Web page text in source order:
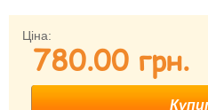
Забули свій пароль?
Забули своє Ім’я Користувача?
Зареєструватися
Ціна:
780.00 гpн.